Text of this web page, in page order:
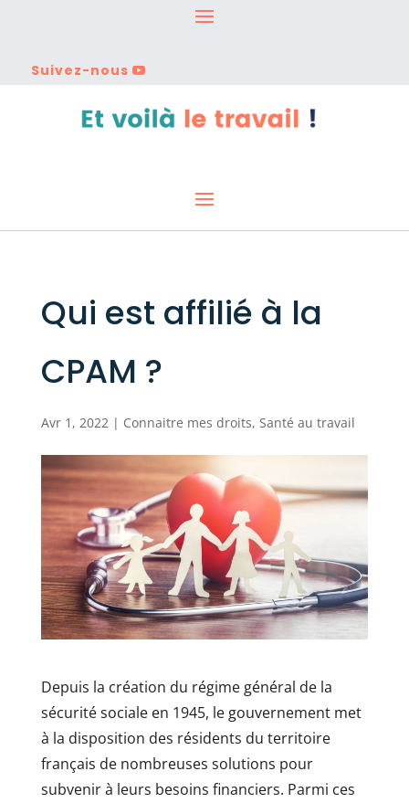
Suivez-nous
Qui est affilié à la
CPAM ?
Avr 1, 2022| Connaitre mes droits, Santé au travail
Depuis la création du régime général de la
sécurité sociale en 1945, le gouvernement met
à la disposition des résidents du territoire
français de nombreuses solutions pour
subvenir à leurs besoins financiers. Parmi ces